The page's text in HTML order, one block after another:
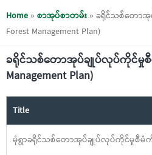
You are here
Home» စာအုပ်စာတမ်း» ခရိုင်သစ်တောအု
Forest Management Plan)
ခရိုင်သစ်တောအုပ်ချုပ်လုပ်ကိုင်မှုစီမံ
Management Plan)
Title
မုံရွာခရိုင်သစ်တောအုပ်ချုပ်လုပ်ကိုင်မှုစီမံ